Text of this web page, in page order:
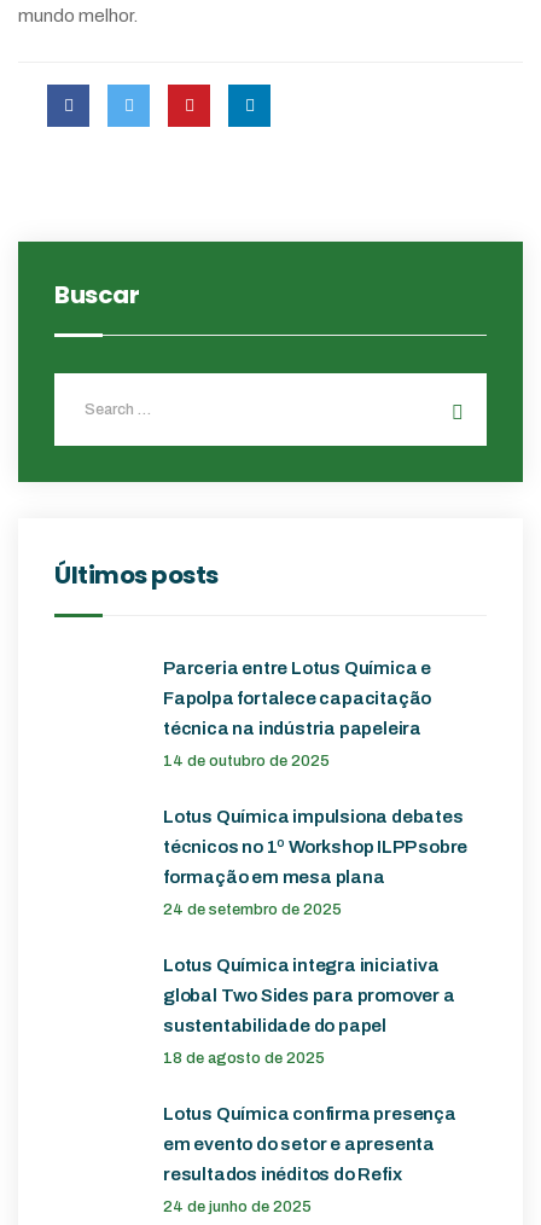
mundo melhor.
Buscar
Últimos posts
Parceria entre Lotus Química e
Fapolpa fortalece capacitação
técnica na indústria papeleira
14 de outubro de 2025
Lotus Química impulsiona debates
técnicos no 1º Workshop ILPP sobre
formação em mesa plana
24 de setembro de 2025
Lotus Química integra iniciativa
global Two Sides para promover a
sustentabilidade do papel
18 de agosto de 2025
Lotus Química confirma presença
em evento do setor e apresenta
resultados inéditos do Refix
24 de junho de 2025